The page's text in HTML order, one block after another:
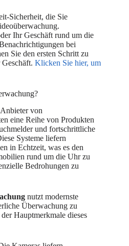
Sicherheit, die Sie
Ihr Geschäft rund um die
bei
Sie den ersten Schritt zu
Klicken Sie hier, um
von
eine Reihe von Produkten
und fortschrittliche
Systeme liefern
in Echtzeit, was es den
rund um die Uhr zu
Bedrohungen zu
nutzt modernste
Überwachung zu
Hauptmerkmale dieses